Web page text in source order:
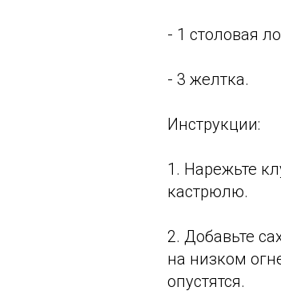
- 1 столовая
- 3 желтка.
Инструкции:
1. Нарежьте
кастрюлю.
2. Добавьте
на низком
опустятся.